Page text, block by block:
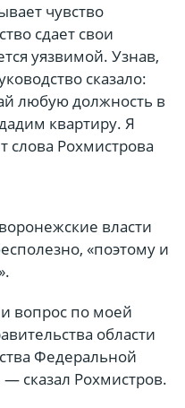
чувство
сдает свои
уязвимой. Узнав,
сказало:
любую должность в
квартиру. Я
слова Рохмистрова
власти
«поэтому и
вопрос по моей
области
Федеральной
сказал Рохмистров.